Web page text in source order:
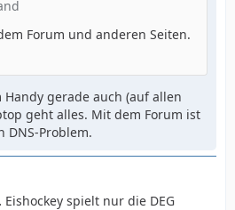
Forum und anderen Seiten.
Handy gerade auch (auf allen
geht alles. Mit dem Forum ist
DNS-Problem.
spielt nur die DEG